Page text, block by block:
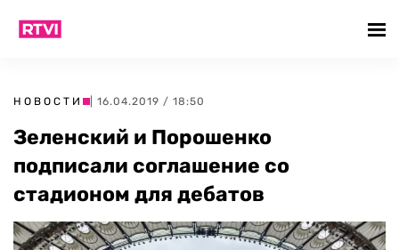
НОВОСТИ | 16.04.2019 / 18:50
Зеленский и Порошенко
подписали соглашение со
стадионом для дебатов